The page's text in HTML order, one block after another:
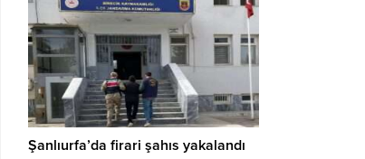
ilçesine bağlı kırsal Konaç Mahallesi’nde
meydana geldi. Edinilen bilgilere göre,
aralarında husumet bulunan iki grup
arasında henüz belirlenemeyen bir...
Şanlıurfa’da firari şahıs yakalandı